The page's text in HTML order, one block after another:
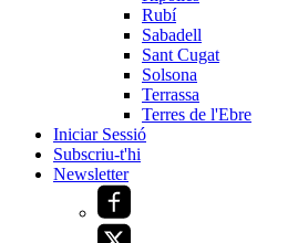
Rubí
Sabadell
Sant Cugat
Solsona
Terrassa
Terres de l'Ebre
Iniciar Sessió
Subscriu-t'hi
Newsletter